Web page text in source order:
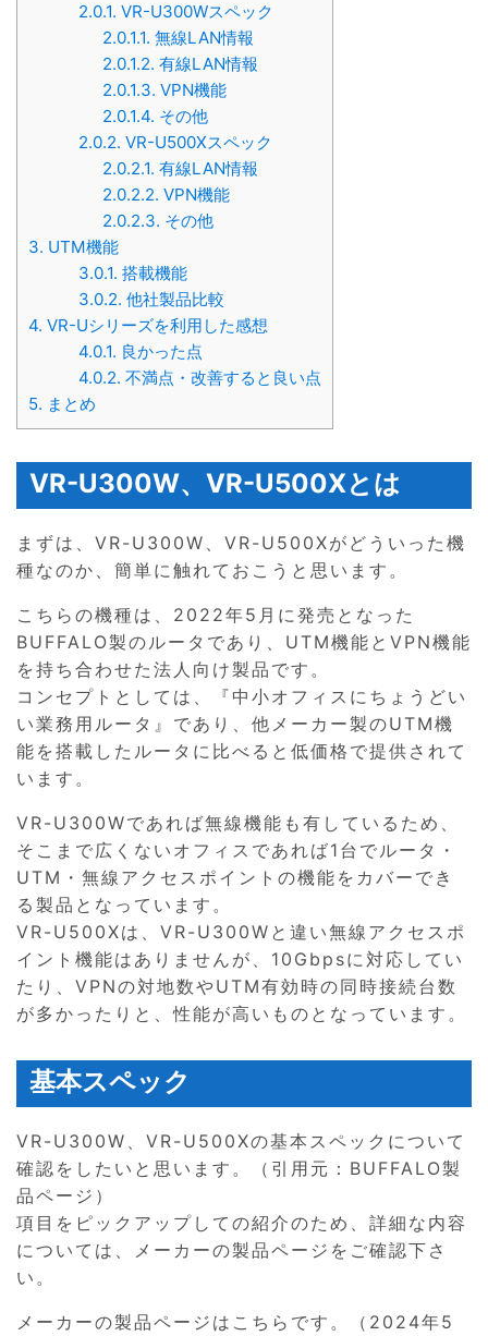
2.0.1. VR-U300Wスペック
2.0.1.1. 無線LAN情報
2.0.1.2. 有線LAN情報
2.0.1.3. VPN機能
2.0.1.4. その他
2.0.2. VR-U500Xスペック
2.0.2.1. 有線LAN情報
2.0.2.2. VPN機能
2.0.2.3. その他
3. UTM機能
3.0.1. 搭載機能
3.0.2. 他社製品比較
4. VR-Uシリーズを利用した感想
4.0.1. 良かった点
4.0.2. 不満点・改善すると良い点
5. まとめ
VR-U300W、VR-U500Xとは
まずは、VR-U300W、VR-U500Xがどういった機
種なのか、簡単に触れておこうと思います。
こちらの機種は、2022年5月に発売となった
BUFFALO製のルータであり、UTM機能とVPN機能
を持ち合わせた法人向け製品です。
コンセプトとしては、『中小オフィスにちょうどい
い業務用ルータ』であり、他メーカー製のUTM機
能を搭載したルータに比べると低価格で提供されて
います。
VR-U300Wであれば無線機能も有しているため、
そこまで広くないオフィスであれば1台でルータ・
UTM・無線アクセスポイントの機能をカバーでき
る製品となっています。
VR-U500Xは、VR-U300Wと違い無線アクセスポ
イント機能はありませんが、10Gbpsに対応してい
たり、VPNの対地数やUTM有効時の同時接続台数
が多かったりと、性能が高いものとなっています。
基本スペック
VR-U300W、VR-U500Xの基本スペックについて
確認をしたいと思います。（引用元：BUFFALO製
品ページ）
項目をピックアップしての紹介のため、詳細な内容
については、メーカーの製品ページをご確認下さ
い。
メーカーの製品ページはこちらです。（2024年5